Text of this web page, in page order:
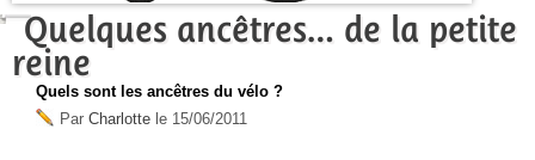
Quelques ancêtres… de la petite
reine
Quels sont les ancêtres du vélo ?
Par Charlotte le 15/06/2011